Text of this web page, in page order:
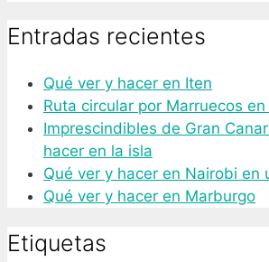
Entradas recientes
Qué ver y hacer en Iten
Ruta circular por Marruecos
Imprescindibles de Gran
hacer en la isla
Qué ver y hacer en Nairobi en
Qué ver y hacer en Marburgo
Etiquetas